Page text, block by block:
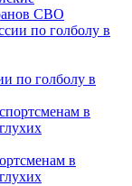
СВО
по голболу в
в